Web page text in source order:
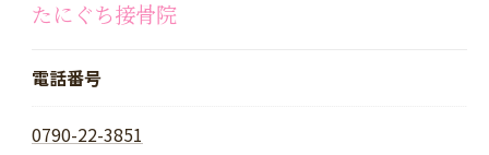
たにぐち接骨院
電話番号
0790-22-3851